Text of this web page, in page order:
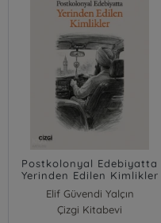
Postkolonyal Edebiyatta
Yerinden Edilen Kimlikler
Elif Güvendi Yalçın
Çizgi Kitabevi